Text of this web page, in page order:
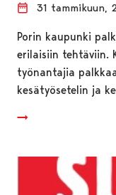
31 tammikuun,
Porin kaupunki
erilaisiin tehtäviin.
työnantajia
kesätyösetelin ja